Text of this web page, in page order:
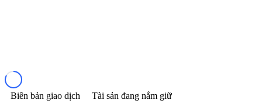
Biên bản giao dịch
Tài sản đang nắm giữ